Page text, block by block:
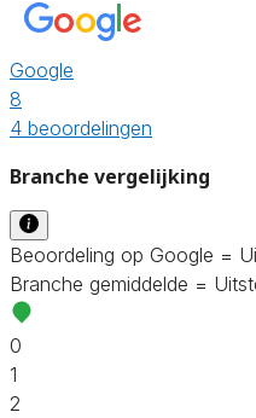
Google
8
4 beoordelingen
Branche vergelijking
Beoordeling op Google =
Branche gemiddelde =
0
1
2